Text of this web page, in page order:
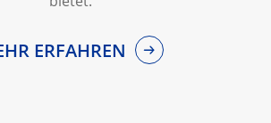
ERFAHREN